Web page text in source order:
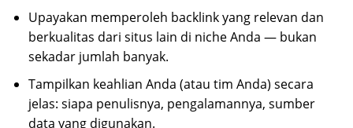
Upayakan memperoleh backlink yang relevan dan
berkualitas dari situs lain di niche Anda — bukan
sekadar jumlah banyak.
Tampilkan keahlian Anda (atau tim Anda) secara
jelas: siapa penulisnya, pengalamannya, sumber
data yang digunakan.